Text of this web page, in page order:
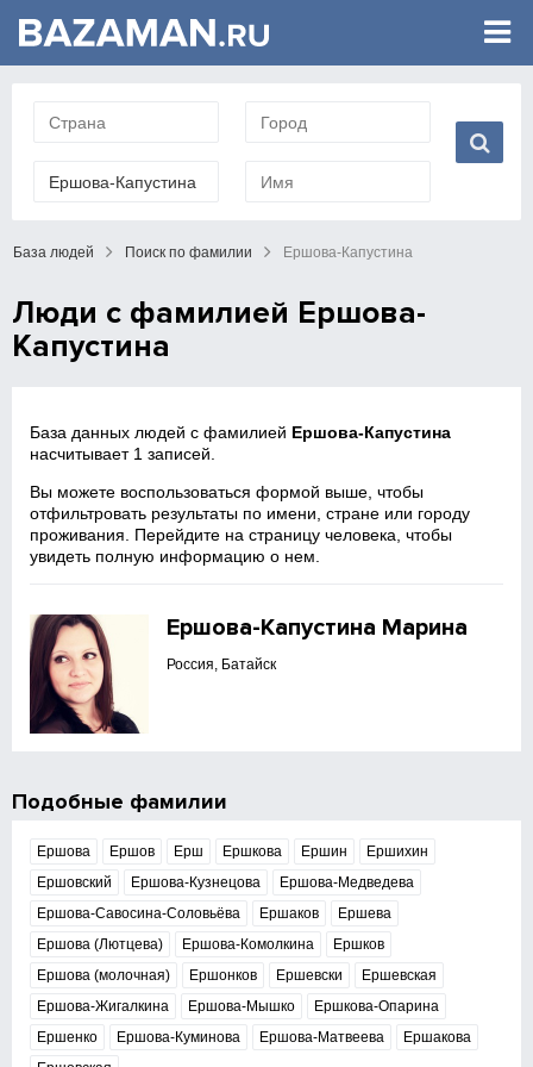
База людей Поиск по фамилии Ершова-Капустина
Люди с фамилией Ершова-
Капустина
База данных людей с фамилией Ершова-Капустина
насчитывает 1 записей.
Вы можете воспользоваться формой выше, чтобы
отфильтровать результаты по имени, стране или городу
проживания. Перейдите на страницу человека, чтобы
увидеть полную информацию о нем.
Ершова-Капустина Марина
Россия, Батайск
Подобные фамилии
Ершова Ершов Ерш Ершкова Ершин
Ершихин
Ершовский
Ершова-Кузнецова
Ершова-Медведева
Ершова-Савосина-Соловьёва
Ершаков
Ершева
Ершова (Лютцева)
Ершова-Комолкина
Ершков
Ершова (молочная)
Ершонков Ершевски
Ершевская
Ершова-Жигалкина
Ершова-Мышко
Ершкова-Опарина
Ершенко
Ершова-Куминова Ершова-Матвеева
Ершакова